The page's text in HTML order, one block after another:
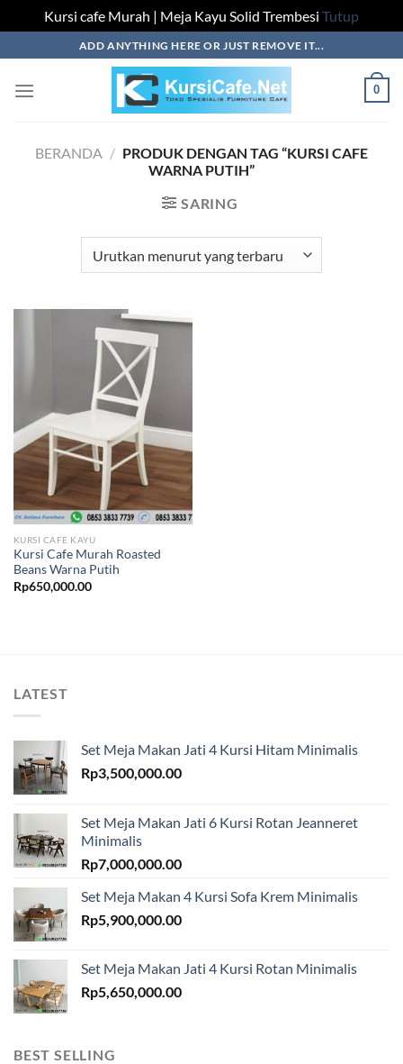
Kursi cafe Murah | Meja Kayu Solid Trembesi Tutup
to
content
ADD ANYTHING HERE OR JUST REMOVE IT...
0
BERANDA / PRODUK DENGAN TAG “KURSI CAFE
WARNA PUTIH”
SARING
KURSI CAFE KAYU
Kursi Cafe Murah Roasted
Beans Warna Putih
Rp650,000.00
LATEST
Set Meja Makan Jati 4 Kursi Hitam Minimalis
Rp3,500,000.00
Set Meja Makan Jati 6 Kursi Rotan Jeanneret
Minimalis
Rp7,000,000.00
Set Meja Makan 4 Kursi Sofa Krem Minimalis
Rp5,900,000.00
Set Meja Makan Jati 4 Kursi Rotan Minimalis
Rp5,650,000.00
BEST SELLING